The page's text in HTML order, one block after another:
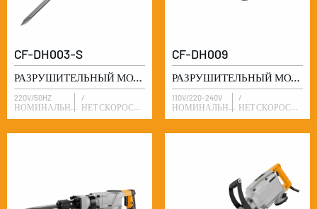
CF-DH003-S
РАЗРУШИТЕЛЬНЫЙ МОЛОТ
220V/50HZ
НОМИНАЛЬНОЕ НАПРЯЖЕНИЕ
/
НЕТ СКОРОСТИ ЗАГРУЗКИ
CF-DH009
РАЗРУШИТЕЛЬНЫЙ МОЛОТ
110V/220-240V
НОМИНАЛЬНОЕ НАПРЯЖЕНИЕ
/
НЕТ СКОРОСТИ ЗАГРУЗКИ